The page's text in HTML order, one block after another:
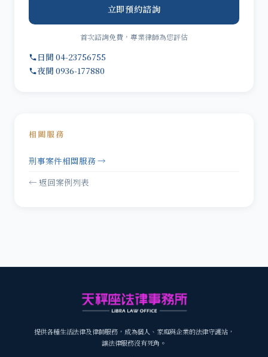
立即預約諮詢
首次諮詢免費，專業律師為您評估
日間 04-23756755
夜間 0936-177880
相關服務
刑事案件相關服務 →
← 返回案例列表
提供各種生活法律及律師服務，成為個人、家庭與企業的法律守護站，
讓法律服務沒有死角。